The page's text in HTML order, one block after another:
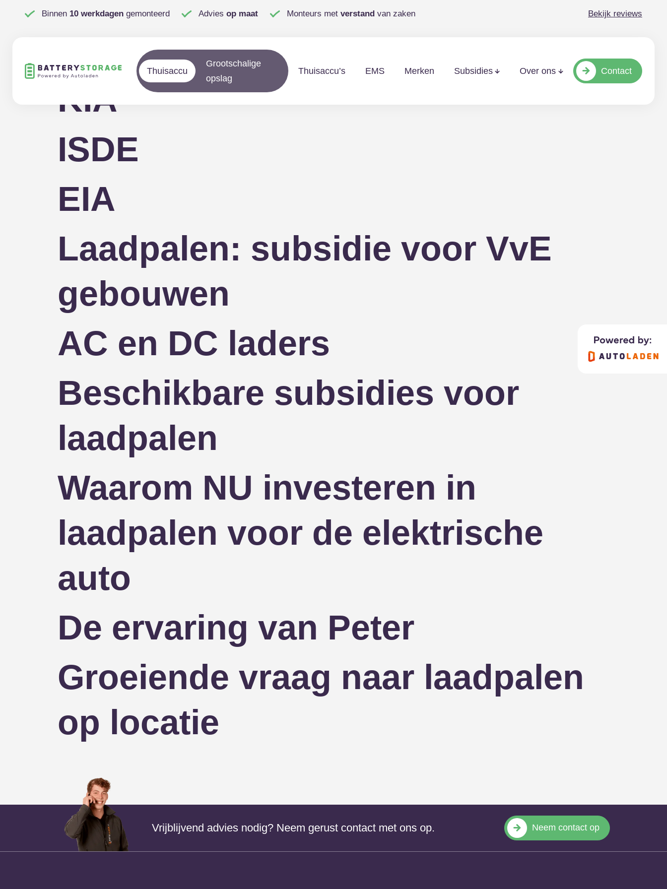
Binnen 10 werkdagen gemonteerd Advies op maat Monteurs met verstand van zaken Bekijk reviews
Thuisaccu
Grootschalige
opslag
Thuisaccu’s EMS Merken Subsidies Over ons Contact
KIA
ISDE
EIA
Laadpalen: subsidie voor VvE
gebouwen
AC en DC laders
Beschikbare subsidies voor
laadpalen
Waarom NU investeren in
laadpalen voor de elektrische
auto
De ervaring van Peter
Groeiende vraag naar laadpalen
op locatie
Vrijblijvend advies nodig? Neem gerust contact met ons op. Neem contact op